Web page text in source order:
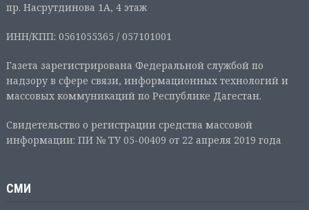
пр. Насрутдинова 1А, 4 этаж
ИНН/КПП: 0561055365 / 057101001
Газета зарегистрирована Федеральной службой по
надзору в сфере связи, информационных технологий и
массовых коммуникаций по Республике Дагестан.
Свидетельство о регистрации средства массовой
информации: ПИ № ТУ 05-00409 от 22 апреля 2019 года
СМИ